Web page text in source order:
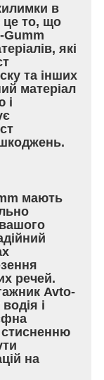
в
це то, що
Gumm
які
та інших
матеріал
і
мають
речей.
Avto-
і
стисненню
на